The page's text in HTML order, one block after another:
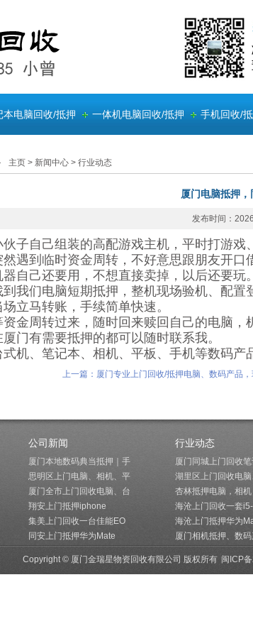
本电脑回收/抵押 一体机电脑回收/抵押 手机回收/
主页 > 新闻中心 > 行业动态
厦门电脑抵押，
发布时间：
伙子自己组装的高配游戏主机，平时打游戏
然遇到临时资金周转，不好意思跟朋友开口
器自己还要用，不想直接卖掉，以后还要玩。
到我们电脑短期抵押，整机现场验机、配置
场立马转账，手续简单快速。
资金周转过来，随时回来赎回自己的电脑，
厦门有需要抵押的都可以随时联系我。
式机、笔记本、相机、平板、手机等数码产
上一篇：厦门专业上门回收/抵押电脑、数码产品，
公司新闻
厦门本地数码典当抵押｜手
思明区上门电脑、相机、平
厦门全市上门回收电脑、台
翔安上门抵押iphone
集美上门回收一台佳能EO
同安上门抵押华为Mate
行业动态
厦门同城上门回收笔
湖里区上门回收电
杏林抵押电脑，相
海沧上门回收一套
海沧上门抵押华为
厦门相机抵押、数
Copyright © 厦门金瑞星物资回收有限公司 版权所有 闽ICP